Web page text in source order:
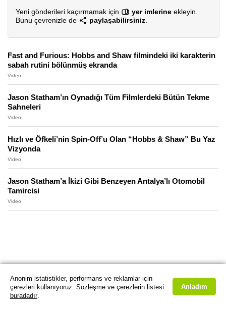
Yeni gönderileri kaçırmamak için yer imlerine ekleyin.
Bunu çevrenizle de
paylaşabilirsiniz
Fast and Furious: Hobbs and Shaw filmindeki iki karakterin
sabah rutini bölünmüş ekranda
Video
Jason Statham’ın Oynadığı Tüm Filmlerdeki Bütün Tekme
Sahneleri
Video
Hızlı ve Öfkeli’nin Spin-Off’u Olan “Hobbs & Shaw” Bu Yaz
Vizyonda
Video
Jason Statham’a İkizi Gibi Benzeyen Antalya’lı Otomobil
Tamircisi
Video
Anonim istatistikler, performans ve reklamlar için
çerezleri kullanıyoruz. Sözleşme ve çerezlerin listesi
buradadır.
Anladım